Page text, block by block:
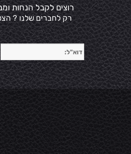
רוצים לקבל הנחות
רק לחברים שלנו ?